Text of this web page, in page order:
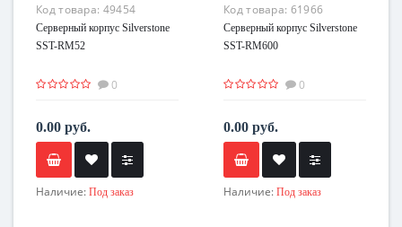
Код товара: 49454
Серверный корпус Silverstone
SST-RM52
0
0.00 руб.
Наличие: Под заказ
Код товара: 61966
Серверный корпус Silverstone
SST-RM600
0
0.00 руб.
Наличие: Под заказ